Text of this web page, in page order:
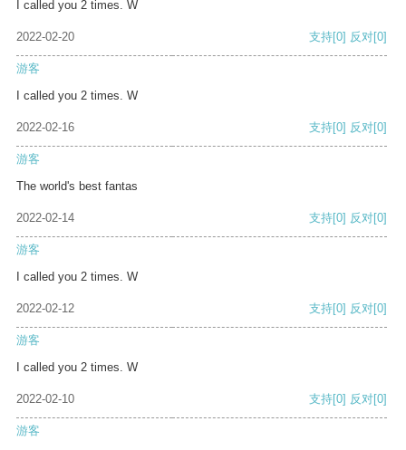
I called you 2 times. W
2022-02-20 支持[0] 反对[0]
游客
I called you 2 times. W
2022-02-16 支持[0] 反对[0]
游客
The world's best fantas
2022-02-14 支持[0] 反对[0]
游客
I called you 2 times. W
2022-02-12 支持[0] 反对[0]
游客
I called you 2 times. W
2022-02-10 支持[0] 反对[0]
游客